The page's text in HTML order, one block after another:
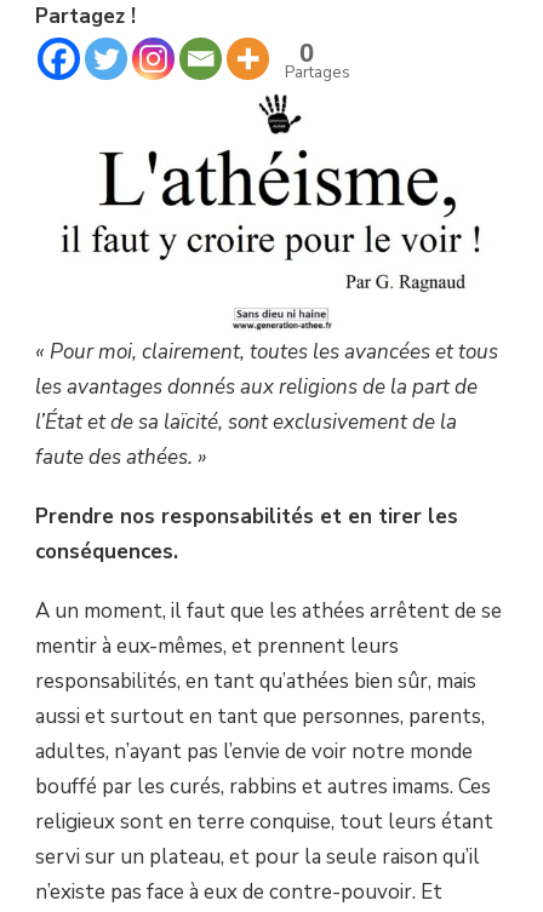
Partagez !
0
Partages
« Pour moi, clairement, toutes les avancées et tous
les avantages donnés aux religions de la part de
l’État et de sa laïcité, sont exclusivement de la
faute des athées. »
Prendre nos responsabilités et en tirer les
conséquences.
A un moment, il faut que les athées arrêtent de se
mentir à eux-mêmes, et prennent leurs
responsabilités, en tant qu’athées bien sûr, mais
aussi et surtout en tant que personnes, parents,
adultes, n’ayant pas l’envie de voir notre monde
bouffé par les curés, rabbins et autres imams. Ces
religieux sont en terre conquise, tout leurs étant
servi sur un plateau, et pour la seule raison qu’il
n’existe pas face à eux de contre-pouvoir. Et